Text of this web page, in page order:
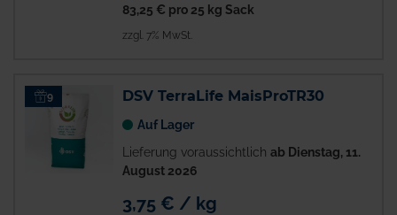
83,25 € pro 25 kg Sack
zzgl. 7% MwSt.
9 DSV TerraLife MaisProTR30
Auf Lager
Lieferung voraussichtlich ab Dienstag, 11.
August 2026
3,75 € / kg